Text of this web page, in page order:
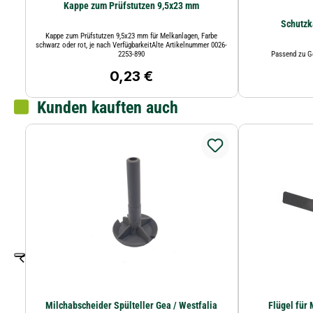
Kappe zum Prüfstutzen 9,5x23 mm
Kappe zum Prüfstutzen 9,5x23 mm für Melkanlagen, Farbe
schwarz oder rot, je nach VerfügbarkeitAlte Artikelnummer 0026-
2253-890
Regulärer Preis:
0,23 €
Passend zu
Kunden kauften auch
Milchabscheider Spülteller Gea / Westfalia Flügel für